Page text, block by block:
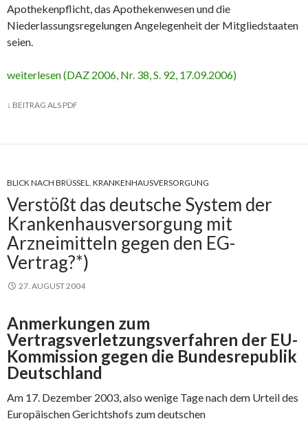
Apothekenpflicht, das Apothekenwesen und die
Niederlassungsregelungen Angelegenheit der Mitgliedstaaten
seien.
weiterlesen (DAZ 2006, Nr. 38, S. 92, 17.09.2006)
↓ BEITRAG ALS PDF
BLICK NACH BRÜSSEL, KRANKENHAUSVERSORGUNG
Verstößt das deutsche System der
Krankenhausversorgung mit
Arzneimitteln gegen den EG-
Vertrag?*)
27. AUGUST 2004
Anmerkungen zum
Vertragsverletzungsverfahren der EU-
Kommission gegen die Bundesrepublik
Deutschland
Am 17. Dezember 2003, also wenige Tage nach dem Urteil des
Europäischen Gerichtshofs zum deutschen